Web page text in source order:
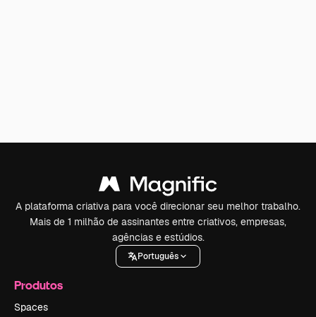
A plataforma criativa para você direcionar seu melhor trabalho.
Mais de 1 milhão de assinantes entre criativos, empresas,
agências e estúdios.
Português
Produtos
Spaces